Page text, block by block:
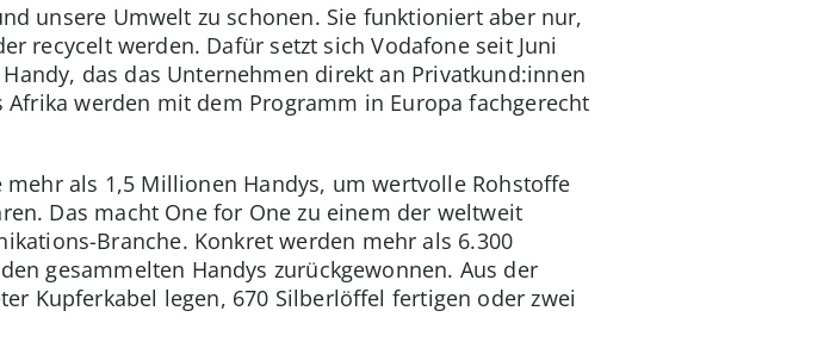
unsere Umwelt zu schonen. Sie funktioniert aber nur,
recycelt werden. Dafür setzt sich Vodafone seit Juni
das das Unternehmen direkt an Privatkund:innen
werden mit dem Programm in Europa fachgerecht
als 1,5 Millionen Handys, um wertvolle Rohstoffe
Das macht One for One zu einem der weltweit
Branche. Konkret werden mehr als 6.300
gesammelten Handys zurückgewonnen. Aus der
Kupferkabel legen, 670 Silberlöffel fertigen oder zwei